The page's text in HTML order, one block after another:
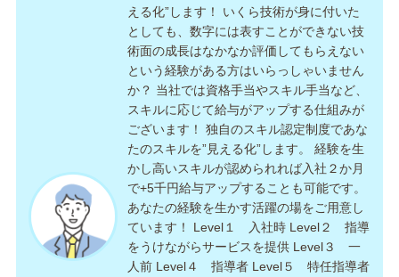
える化”します！ いくら技術が身に付いた
としても、数字には表すことができない技
術面の成長はなかなか評価してもらえない
という経験がある方はいらっしゃいません
か？ 当社では資格手当やスキル手当など、
スキルに応じて給与がアップする仕組みが
ございます！ 独自のスキル認定制度であな
たのスキルを”見える化”します。 経験を生
かし高いスキルが認められれば入社２か月
で+5千円給与アップすることも可能です。
あなたの経験を生かす活躍の場をご用意し
ています！ Level１ 入社時 Level２ 指導
をうけながらサービスを提供 Level３ 一
人前 Level４ 指導者 Level５ 特任指導者